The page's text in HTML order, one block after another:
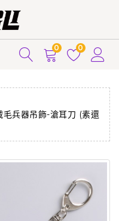
0 0
兵器吊飾-滄耳刀 (素還